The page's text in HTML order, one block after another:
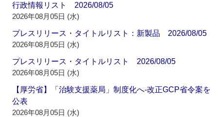
行政情報リスト 2026/08/05
2026年08月05日 (水)
プレスリリース・タイトルリスト：新製品 2026/08/05
2026年08月05日 (水)
プレスリリース・タイトルリスト 2026/08/05
2026年08月05日 (水)
【厚労省】「治験支援薬局」制度化へ‐改正GCP省令案を
公表
2026年08月05日 (水)